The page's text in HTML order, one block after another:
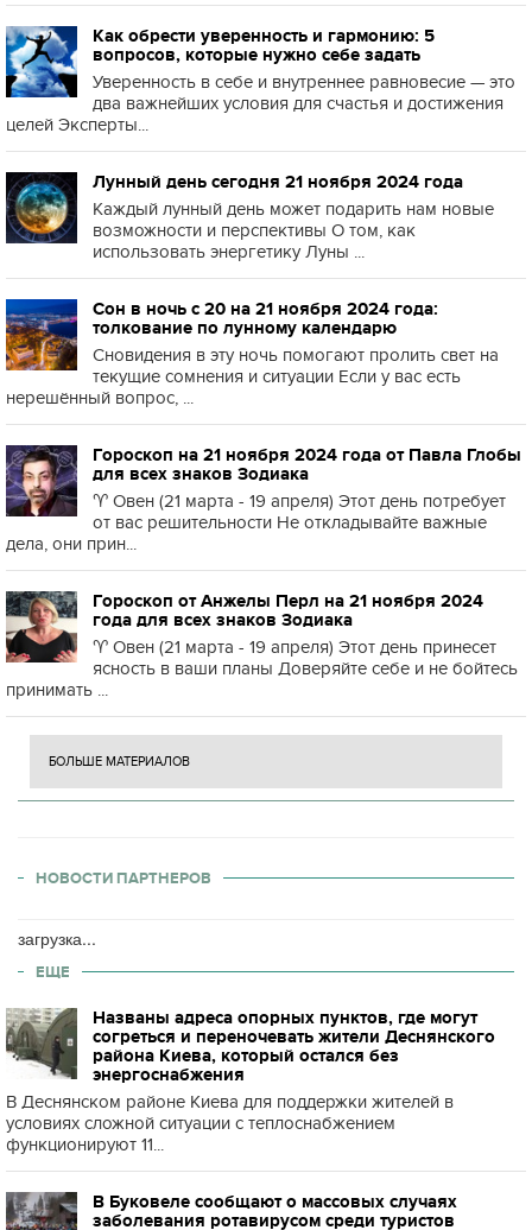
Как обрести уверенность и гармонию: 5
вопросов, которые нужно себе задать
Уверенность в себе и внутреннее равновесие — это
два важнейших условия для счастья и достижения
целей Эксперты...
Лунный день сегодня 21 ноября 2024 года
Каждый лунный день может подарить нам новые
возможности и перспективы О том, как
использовать энергетику Луны ...
Сон в ночь с 20 на 21 ноября 2024 года:
толкование по лунному календарю
Сновидения в эту ночь помогают пролить свет на
текущие сомнения и ситуации Если у вас есть
нерешённый вопрос, ...
Гороскоп на 21 ноября 2024 года от Павла Глобы
для всех знаков Зодиака
♈️ Овен (21 марта - 19 апреля) Этот день потребует
от вас решительности Не откладывайте важные
дела, они прин...
Гороскоп от Анжелы Перл на 21 ноября 2024
года для всех знаков Зодиака
♈️ Овен (21 марта - 19 апреля) Этот день принесет
ясность в ваши планы Доверяйте себе и не бойтесь
принимать ...
БОЛЬШЕ МАТЕРИАЛОВ
НОВОСТИ ПАРТНЕРОВ
загрузка...
ЕЩЕ
Названы адреса опорных пунктов, где могут
согреться и переночевать жители Деснянского
района Киева, который остался без
энергоснабжения
В Деснянском районе Киева для поддержки жителей в
условиях сложной ситуации с теплоснабжением
функционируют 11...
В Буковеле сообщают о массовых случаях
заболевания ротавирусом среди туристов